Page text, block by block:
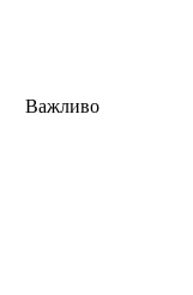
Важливо